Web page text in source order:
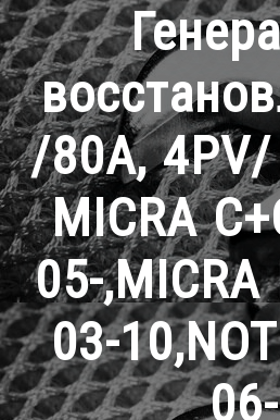
/80A, 4PV/
MICRA
05-
03-
06-